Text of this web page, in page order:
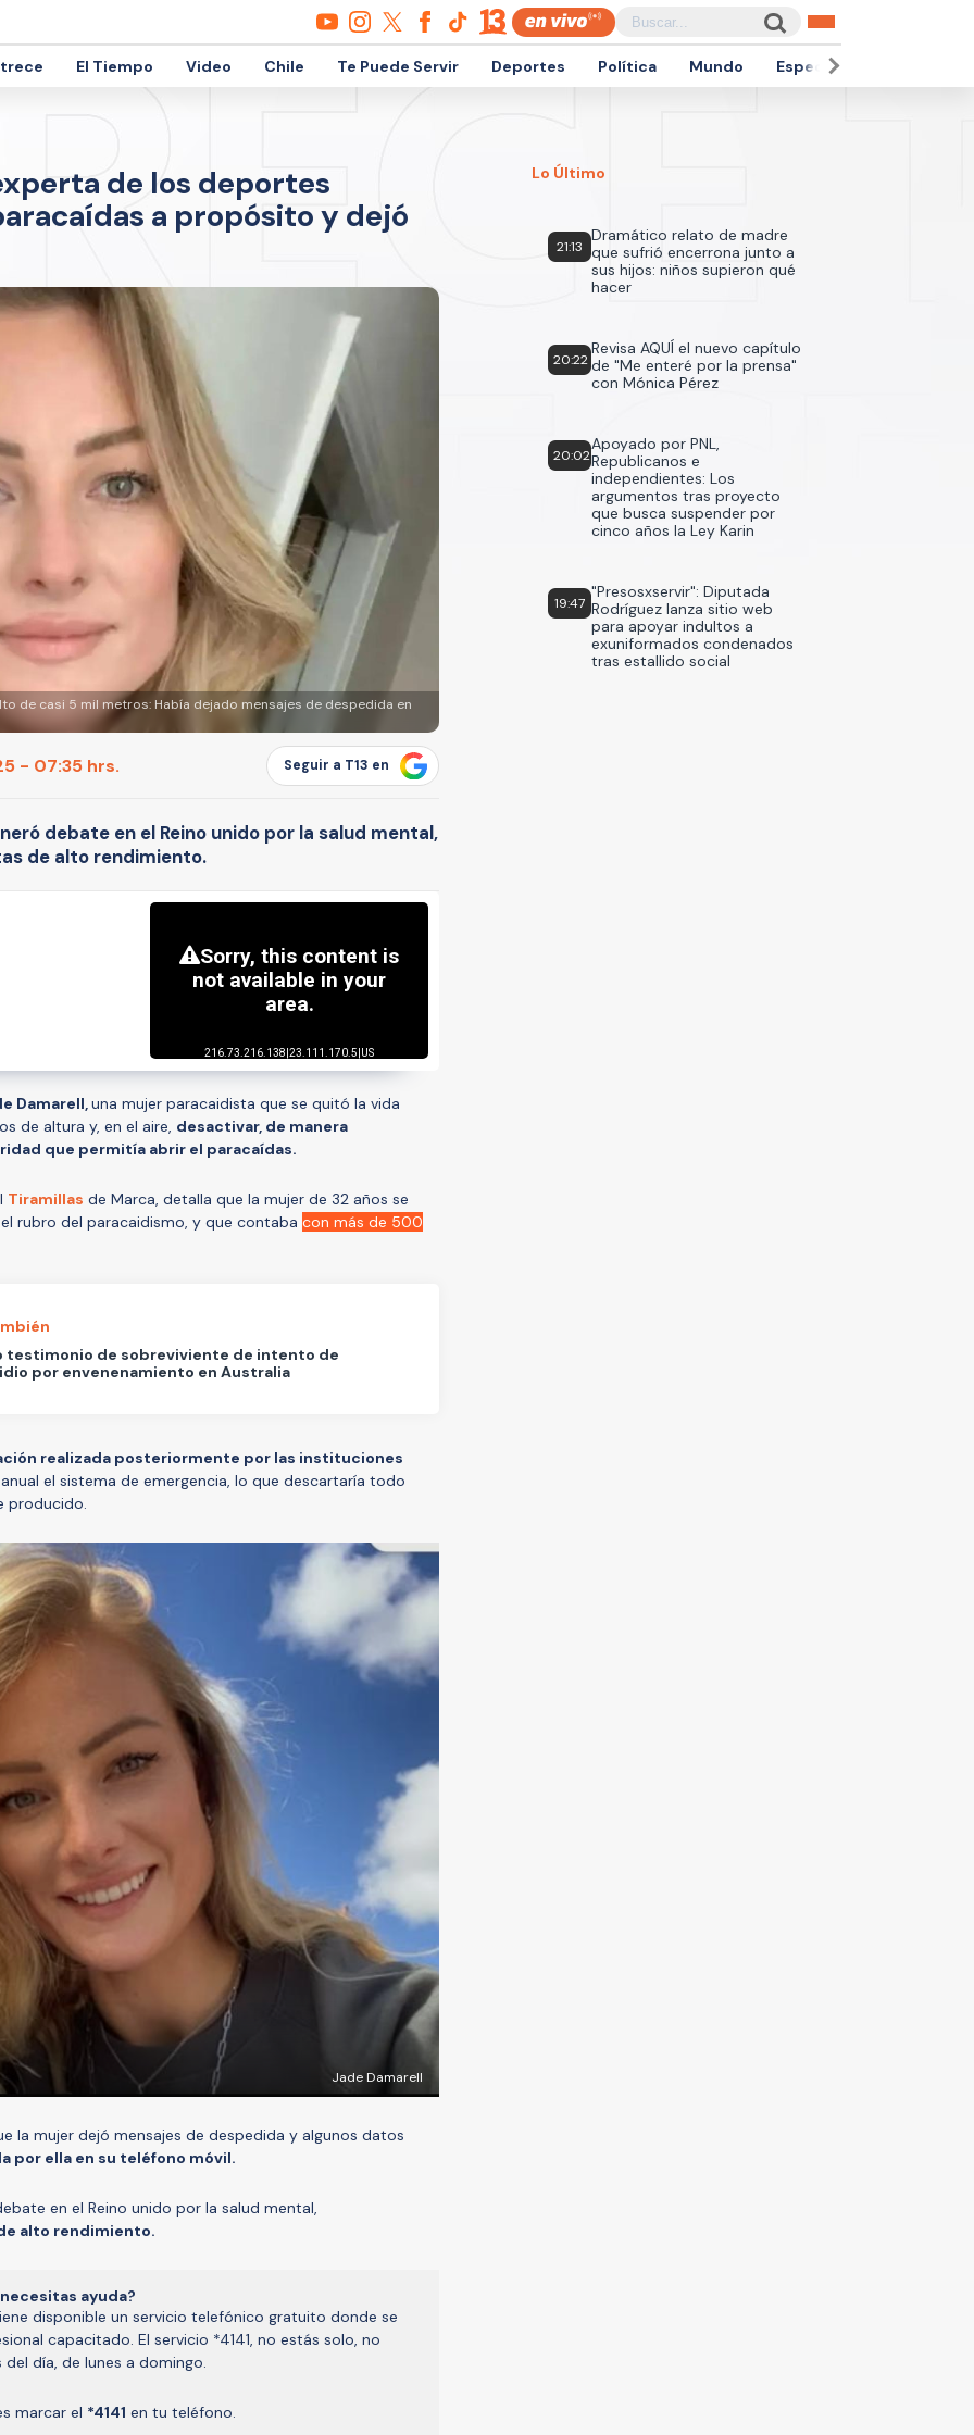
El Tiempo Video Chile Te Puede Servir Deportes Política Mundo Espectáculos
de los deportes
a propósito y dejó
de casi 5 mil metros: Había dejado mensajes de despedida en
- 07:35 hrs. Seguir a T13 en
debate en el Reino unido por la salud mental,
de alto rendimiento.
Damarell,una mujer paracaidista que se quitó la vida
de altura y, en el aire, desactivar, de manera
que permitía abrir el paracaídas.
Tiramillas de Marca, detalla que la mujer de 32 años se
rubro del paracaidismo, y que contaba con más de 500
testimonio de sobreviviente de intento de
por envenenamiento en Australia
realizada posteriormente por las instituciones
el sistema de emergencia, lo que descartaría todo
producido.
Jade Damarell
la mujer dejó mensajes de despedida y algunos datos
por ella en su teléfono móvil.
en el Reino unido por la salud mental,
alto rendimiento.
ayuda?
disponible un servicio telefónico gratuito donde se
capacitado. El servicio *4141, no estás solo, no
día, de lunes a domingo.
marcar el *4141 en tu teléfono.
Lo Último
21:13
Dramático relato de madre
que sufrió encerrona junto a
sus hijos: niños supieron qué
hacer
20:22
Revisa AQUÍ el nuevo capítulo
de "Me enteré por la prensa"
con Mónica Pérez
20:02
Apoyado por PNL,
Republicanos e
independientes: Los
argumentos tras proyecto
que busca suspender por
cinco años la Ley Karin
19:47
"Presosxservir": Diputada
Rodríguez lanza sitio web
para apoyar indultos a
exuniformados condenados
tras estallido social